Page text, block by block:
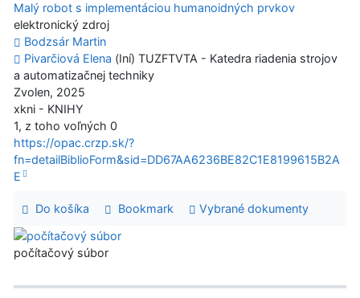
Malý robot s implementáciou humanoidných prvkov
elektronický zdroj
Bodzsár Martin
Pivarčiová Elena (Iní) TUZFTVTA - Katedra riadenia strojov
a automatizačnej techniky
Zvolen, 2025
xkni - KNIHY
1, z toho voľných 0
https://opac.crzp.sk/?
fn=detailBiblioForm&sid=DD67AA6236BE82C1E8199615B2A
E
Do košíka Bookmark Vybrané dokumenty
počítačový súbor